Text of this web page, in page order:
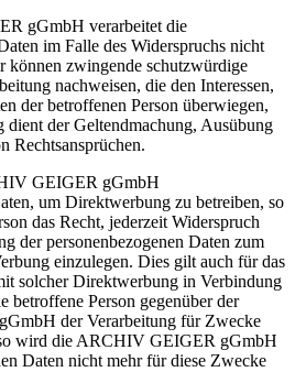
gGmbH verarbeitet die
im Falle des Widerspruchs nicht
können zwingende schutzwürdige
nachweisen, die den Interessen,
der betroffenen Person überwiegen,
dient der Geltendmachung, Ausübung
Rechtsansprüchen.
GEIGER gGmbH
um Direktwerbung zu betreiben, so
das Recht, jederzeit Widerspruch
der personenbezogenen Daten zum
einzulegen. Dies gilt auch für das
solcher Direktwerbung in Verbindung
betroffene Person gegenüber der
der Verarbeitung für Zwecke
wird die ARCHIV GEIGER gGmbH
Daten nicht mehr für diese Zwecke